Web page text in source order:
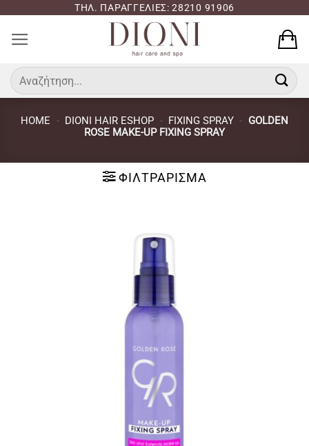
περιεχόμενο
ΤΗΛ. ΠΑΡΑΓΓΕΛΙΕΣ: 28210 91906
Αναζήτηση
για:
HOME - DIONI HAIR ESHOP - FIXING SPRAY - GOLDEN
ROSE MAKE-UP FIXING SPRAY
ΦΙΛΤΡΆΡΙΣΜΑ